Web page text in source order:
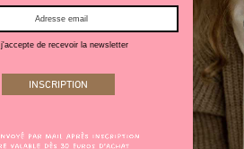
j'accepte de recevoir la newsletter